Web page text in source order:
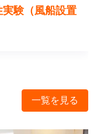
験（風船設置
一覧を見る